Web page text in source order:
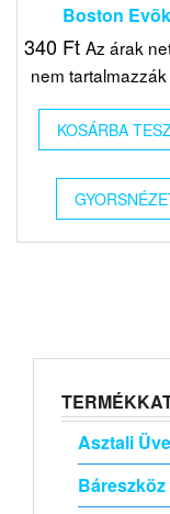
Boston
340 Ft Az árak
nem
KOSÁRBA
Asztali
Báreszköz